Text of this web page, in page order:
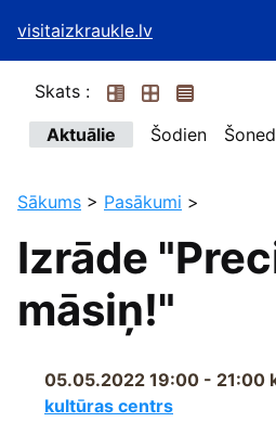
visitaizkraukle.lv
Skats :
Aktuālie
Šodien
Sākums > Pasākumi >
Izrāde
māsiņ!"
05.05.2022 19:00 - 21:00
kultūras centrs